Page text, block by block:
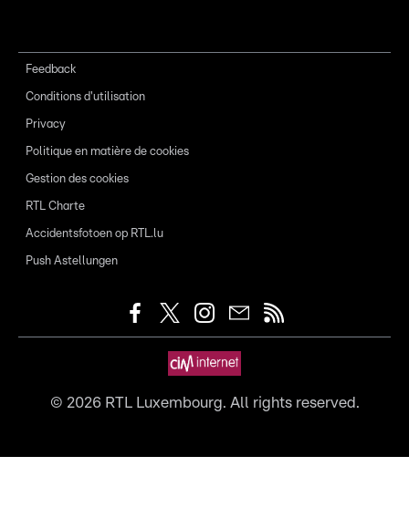
Feedback
Conditions d'utilisation
Privacy
Politique en matière de cookies
Gestion des cookies
RTL Charte
Accidentsfotoen op RTL.lu
Push Astellungen
© 2026RTL Luxembourg. All rights reserved.